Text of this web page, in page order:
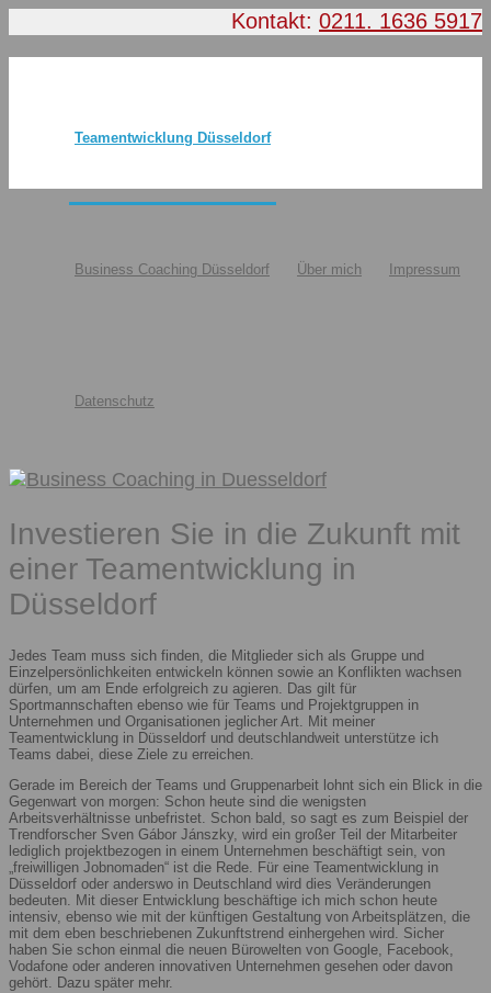
Kontakt: 0211. 1636 5917
Teamentwicklung Düsseldorf
Business Coaching Düsseldorf Über mich Impressum
Datenschutz
Investieren Sie in die Zukunft mit
einer Teamentwicklung in
Düsseldorf
Jedes Team muss sich finden, die Mitglieder sich als Gruppe und
Einzelpersönlichkeiten entwickeln können sowie an Konflikten wachsen
dürfen, um am Ende erfolgreich zu agieren. Das gilt für
Sportmannschaften ebenso wie für Teams und Projektgruppen in
Unternehmen und Organisationen jeglicher Art. Mit meiner
Teamentwicklung in Düsseldorf und deutschlandweit unterstütze ich
Teams dabei, diese Ziele zu erreichen.
Gerade im Bereich der Teams und Gruppenarbeit lohnt sich ein Blick in die
Gegenwart von morgen: Schon heute sind die wenigsten
Arbeitsverhältnisse unbefristet. Schon bald, so sagt es zum Beispiel der
Trendforscher Sven Gábor Jánszky, wird ein großer Teil der Mitarbeiter
lediglich projektbezogen in einem Unternehmen beschäftigt sein, von
„freiwilligen Jobnomaden“ ist die Rede. Für eine Teamentwicklung in
Düsseldorf oder anderswo in Deutschland wird dies Veränderungen
bedeuten. Mit dieser Entwicklung beschäftige ich mich schon heute
intensiv, ebenso wie mit der künftigen Gestaltung von Arbeitsplätzen, die
mit dem eben beschriebenen Zukunftstrend einhergehen wird. Sicher
haben Sie schon einmal die neuen Bürowelten von Google, Facebook,
Vodafone oder anderen innovativen Unternehmen gesehen oder davon
gehört. Dazu später mehr.